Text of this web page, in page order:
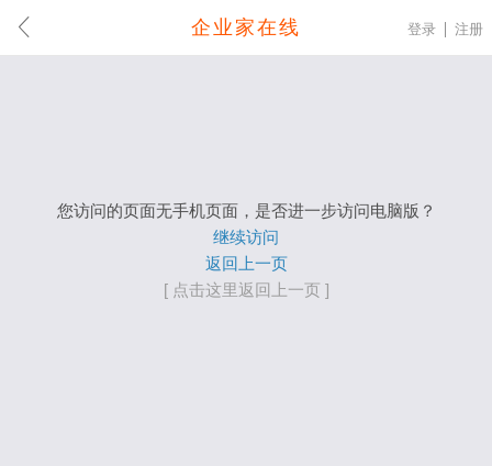
企业家在线 登录 注册
您访问的页面无手机页面，是否进一步访问电脑版？
继续访问
返回上一页
[ 点击这里返回上一页 ]